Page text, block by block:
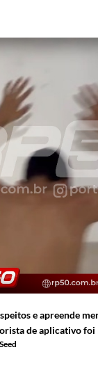
e apreende
de aplicativo